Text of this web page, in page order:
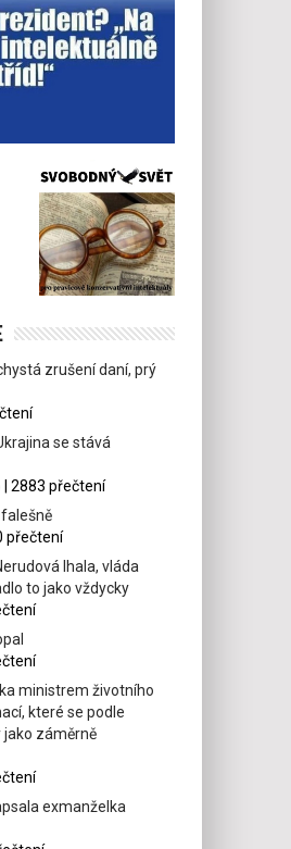
zrušení daní, prý
se stává
| 2883 přečtení
přečtení
lhala, vláda
to jako vždycky
ministrem životního
které se podle
záměrně
exmanželka